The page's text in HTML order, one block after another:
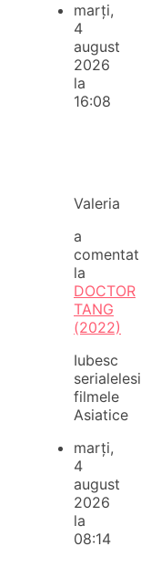
marți,
4
august
2026
la
16:08
Valeria
a
comentat
la
DOCTOR
TANG
(2022)
Iubesc
serialelesi
filmele
Asiatice
marți,
4
august
2026
la
08:14